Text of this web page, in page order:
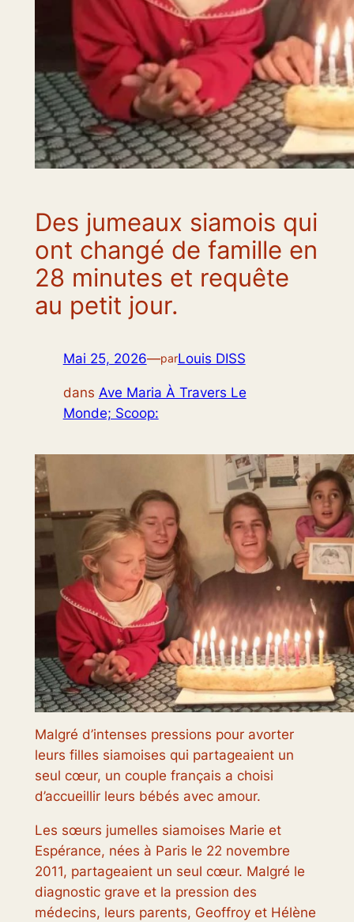
Des jumeaux siamois qui
ont changé de famille en
28 minutes et requête
au petit jour.
Mai 25, 2026—parLouis DISS
dans Ave Maria À Travers Le
Monde; Scoop:
Malgré d’intenses pressions pour avorter
leurs filles siamoises qui partageaient un
seul cœur, un couple français a choisi
d’accueillir leurs bébés avec amour.
Les sœurs jumelles siamoises Marie et
Espérance, nées à Paris le 22 novembre
2011, partageaient un seul cœur. Malgré le
diagnostic grave et la pression des
médecins, leurs parents, Geoffroy et Hélène